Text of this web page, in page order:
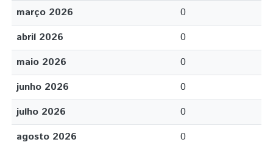
março 2026
0
abril 2026
0
maio 2026
0
junho 2026
0
julho 2026
0
agosto 2026
0